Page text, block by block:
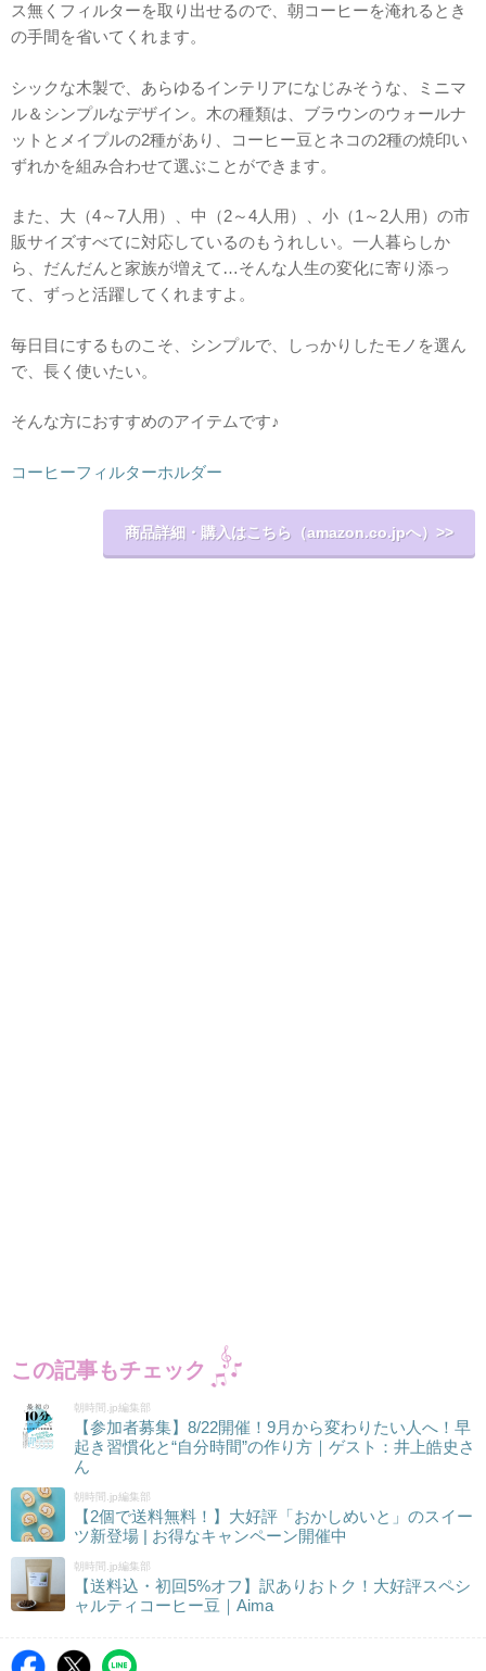
ス無くフィルターを取り出せるので、朝コーヒーを淹れるとき
の手間を省いてくれます。
シックな木製で、あらゆるインテリアになじみそうな、ミニマ
ル＆シンプルなデザイン。木の種類は、ブラウンのウォールナ
ットとメイプルの2種があり、コーヒー豆とネコの2種の焼印い
ずれかを組み合わせて選ぶことができます。
また、大（4～7人用）、中（2～4人用）、小（1～2人用）の市
販サイズすべてに対応しているのもうれしい。一人暮らしか
ら、だんだんと家族が増えて…そんな人生の変化に寄り添っ
て、ずっと活躍してくれますよ。
毎日目にするものこそ、シンプルで、しっかりしたモノを選ん
で、長く使いたい。
そんな方におすすめのアイテムです♪
コーヒーフィルターホルダー
商品詳細・購入はこちら（amazon.co.jpへ）>>
この記事もチェック
朝時間.jp編集部
【参加者募集】8/22開催！9月から変わりたい人へ！早
起き習慣化と“自分時間”の作り方｜ゲスト：井上皓史さ
ん
朝時間.jp編集部
【2個で送料無料！】大好評「おかしめいと」のスイー
ツ新登場 | お得なキャンペーン開催中
朝時間.jp編集部
【送料込・初回5%オフ】訳ありおトク！大好評スペシ
ャルティコーヒー豆｜Aima